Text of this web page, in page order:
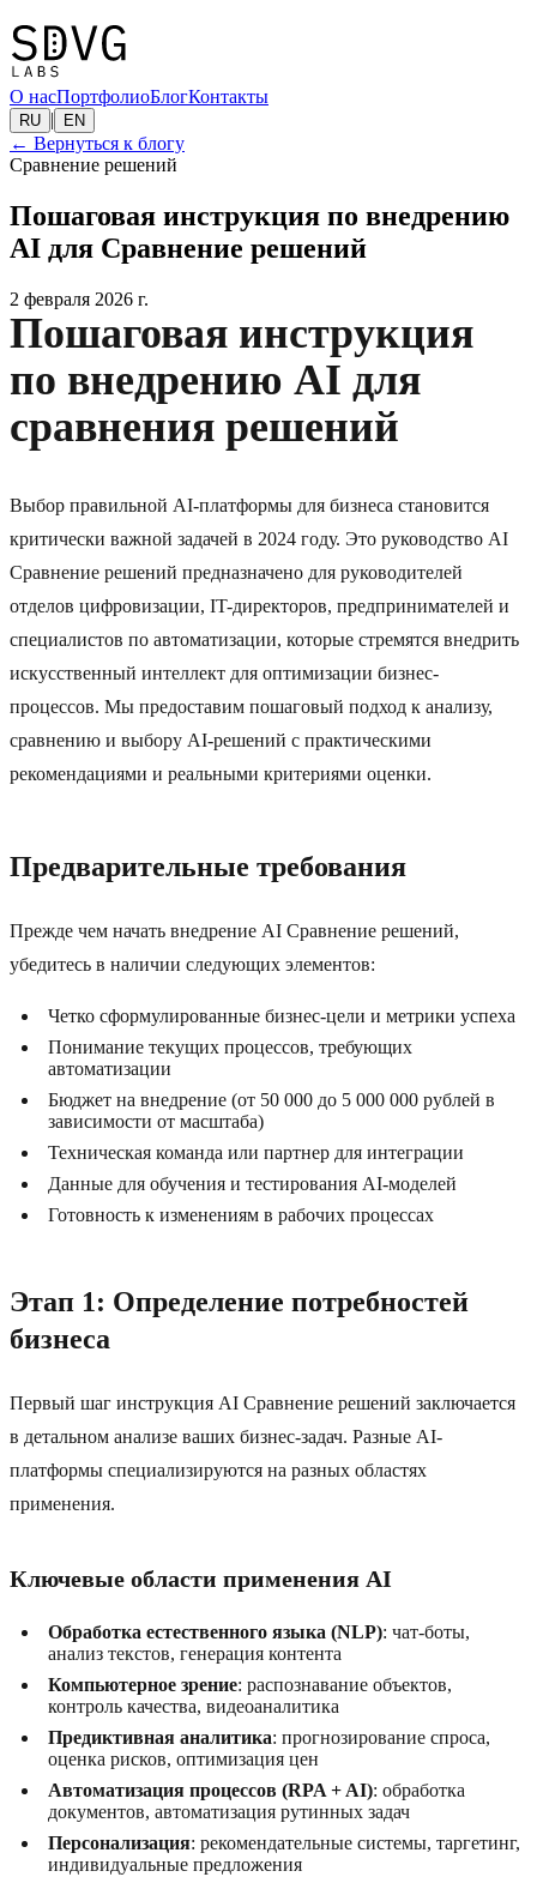
О насПортфолиоБлогКонтакты
RU | EN
← Вернуться к блогу
Сравнение решений
Пошаговая инструкция по внедрению
AI для Сравнение решений
2 февраля 2026 г.
Пошаговая инструкция
по внедрению AI для
сравнения решений
Выбор правильной AI-платформы для бизнеса становится
критически важной задачей в 2024 году. Это руководство AI
Сравнение решений предназначено для руководителей
отделов цифровизации, IT-директоров, предпринимателей и
специалистов по автоматизации, которые стремятся внедрить
искусственный интеллект для оптимизации бизнес-
процессов. Мы предоставим пошаговый подход к анализу,
сравнению и выбору AI-решений с практическими
рекомендациями и реальными критериями оценки.
Предварительные требования
Прежде чем начать внедрение AI Сравнение решений,
убедитесь в наличии следующих элементов:
Четко сформулированные бизнес-цели и метрики успеха
Понимание текущих процессов, требующих
автоматизации
Бюджет на внедрение (от 50 000 до 5 000 000 рублей в
зависимости от масштаба)
Техническая команда или партнер для интеграции
Данные для обучения и тестирования AI-моделей
Готовность к изменениям в рабочих процессах
Этап 1: Определение потребностей
бизнеса
Первый шаг инструкция AI Сравнение решений заключается
в детальном анализе ваших бизнес-задач. Разные AI-
платформы специализируются на разных областях
применения.
Ключевые области применения AI
Обработка естественного языка (NLP): чат-боты,
анализ текстов, генерация контента
Компьютерное зрение: распознавание объектов,
контроль качества, видеоаналитика
Предиктивная аналитика: прогнозирование спроса,
оценка рисков, оптимизация цен
Автоматизация процессов (RPA + AI): обработка
документов, автоматизация рутинных задач
Персонализация: рекомендательные системы, таргетинг,
индивидуальные предложения